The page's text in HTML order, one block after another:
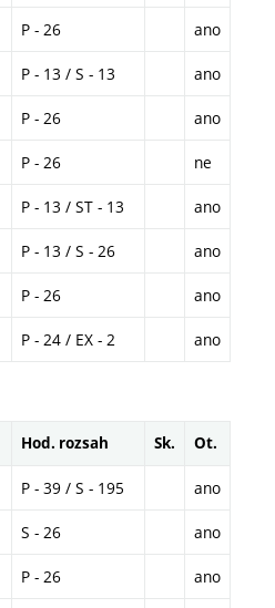
P - 26 ano
P - 13 / S - 13 ano
P - 26 ano
P - 26 ne
P - 13 / ST - 13 ano
P - 13 / S - 26 ano
P - 26 ano
P - 24 / EX - 2 ano
Hod. rozsah Sk. Ot.
P - 39 / S - 195 ano
S - 26 ano
P - 26 ano